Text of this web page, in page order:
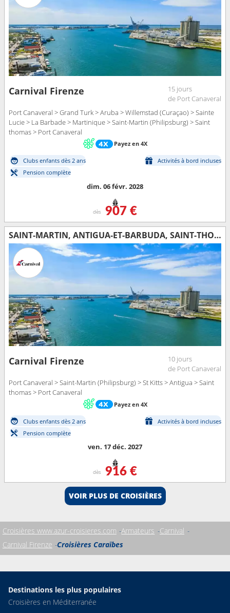
Carnival Firenze
15 jours
de Port Canaveral
Port Canaveral > Grand Turk > Aruba > Willemstad (Curaçao) > Sainte
Lucie > La Barbade > Martinique > Saint-Martin (Philipsburg) > Saint
thomas > Port Canaveral
Payez en 4X
Clubs enfants dès 2 ans
Activités à bord incluses
Pension complète
dim. 06 févr. 2028
dès 907 €
SAINT-MARTIN, ANTIGUA-ET-BARBUDA, SAINT-THOMAS, ÉTATS-UNIS
Carnival Firenze
10 jours
de Port Canaveral
Port Canaveral > Saint-Martin (Philipsburg) > St Kitts > Antigua > Saint
thomas > Port Canaveral
Payez en 4X
Clubs enfants dès 2 ans
Activités à bord incluses
Pension complète
ven. 17 déc. 2027
dès 916 €
VOIR PLUS DE CROISIÈRES
Croisières www.azur-croisieres.com Armateurs Carnival
Carnival Firenze Croisières Caraïbes
Destinations les plus populaires
Croisières en Méditerranée